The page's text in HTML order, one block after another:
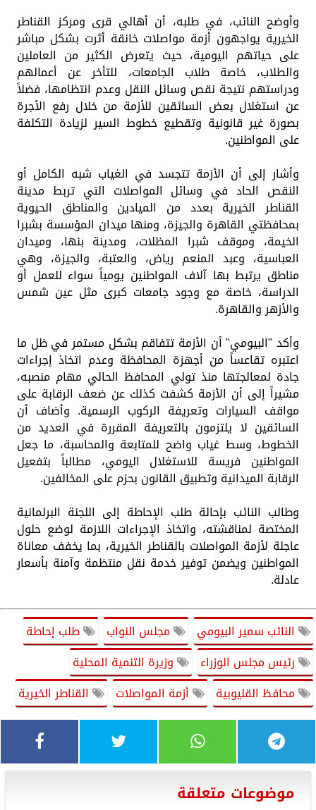
وأوضح النائب، في طلبه، أن أهالي قرى ومركز القناطر
الخيرية يواجهون أزمة مواصلات خانقة أثرت بشكل مباشر
على حياتهم اليومية، حيث يتعرض الكثير من العاملين
والطلاب، خاصة طلاب الجامعات، للتأخر عن أعمالهم
ودراستهم نتيجة نقص وسائل النقل وعدم انتظامها، فضلاً
عن استغلال بعض السائقين للأزمة من خلال رفع الأجرة
بصورة غير قانونية وتقطيع خطوط السير لزيادة التكلفة
على المواطنين.
وأشار إلى أن الأزمة تتجسد في الغياب شبه الكامل أو
النقص الحاد في وسائل المواصلات التي تربط مدينة
القناطر الخيرية بعدد من الميادين والمناطق الحيوية
بمحافظتي القاهرة والجيزة، ومنها ميدان المؤسسة بشبرا
الخيمة، وموقف شبرا المظلات، ومدينة بنها، وميدان
العباسية، وعبد المنعم رياض، والعتبة، والجيزة، وهي
مناطق يرتبط بها آلاف المواطنين يومياً سواء للعمل أو
الدراسة، خاصة مع وجود جامعات كبرى مثل عين شمس
والأزهر والقاهرة.
وأكد "البيومي" أن الأزمة تتفاقم بشكل مستمر في ظل ما
اعتبره تقاعساً من أجهزة المحافظة وعدم اتخاذ إجراءات
جادة لمعالجتها منذ تولي المحافظ الحالي مهام منصبه،
مشيراً إلى أن الأزمة كشفت كذلك عن ضعف الرقابة على
مواقف السيارات وتعريفة الركوب الرسمية. وأضاف أن
السائقين لا يلتزمون بالتعريفة المقررة في العديد من
الخطوط، وسط غياب واضح للمتابعة والمحاسبة، ما جعل
المواطنين فريسة للاستغلال اليومي، مطالباً بتفعيل
الرقابة الميدانية وتطبيق القانون بحزم على المخالفين.
وطالب النائب بإحالة طلب الإحاطة إلى اللجنة البرلمانية
المختصة لمناقشته، واتخاذ الإجراءات اللازمة لوضع حلول
عاجلة لأزمة المواصلات بالقناطر الخيرية، بما يخفف معاناة
المواطنين ويضمن توفير خدمة نقل منتظمة وآمنة بأسعار
عادلة.
النائب سمير البيومي مجلس النواب
طلب إحاطة
رئيس مجلس الوزراء
وزيرة التنمية المحلية
محافظ القليوبية
أزمة المواصلات القناطر الخيرية
موضوعات متعلقة